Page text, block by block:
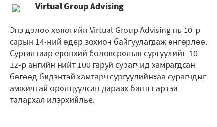
Virtual Group Advising
Энэ долоо хоногийн Virtual Group Advising нь 10-р
сарын 14-ний өдөр зохион байгуулагдаж өнгөрлөө.
Сургалтаар ерөнхий боловсролын сургуулийн 10-
12-р ангийн нийт 100 гаруй сурагчид хамрагдсан
бөгөөд бидэнтэй хамтарч сургуулийнхаа сурагчдыг
амжилтай оролцуулсан дараах багш нартаа
талархал илэрхийлье.